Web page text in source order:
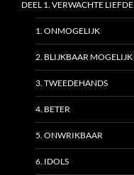
DEEL 1. VERWACHTE LIEFDE
1. ONMOGELIJK
2. BLIJKBAAR MOGELIJK
3. TWEEDEHANDS
4. BETER
5. ONWRIKBAAR
6. IDOLS